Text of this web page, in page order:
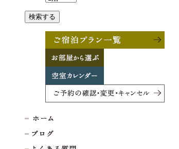
検索する